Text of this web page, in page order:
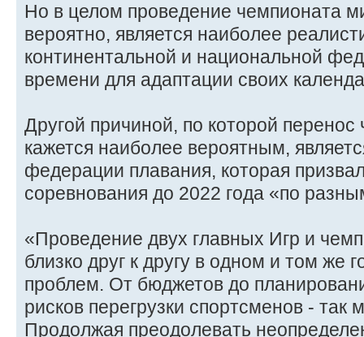
Но в целом проведение чемпионата
вероятно, является наиболее
континентальной и национальной
времени для адаптации своих
Другой причиной, по которой
кажется наиболее вероятным,
федерации плавания, которая
соревнования до 2022 года «по
«Проведение двух главных Игр и
близко друг к другу в одном и том же
проблем. От бюджетов до
рисков перегрузки спортсменов - так
Продолжая преодолевать